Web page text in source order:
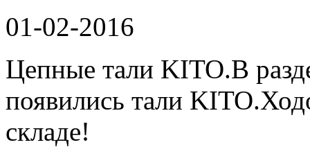
01-02-2016
Цепные тали KITO.В
появились тали
складе!